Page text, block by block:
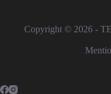
Copyright © 2026 -